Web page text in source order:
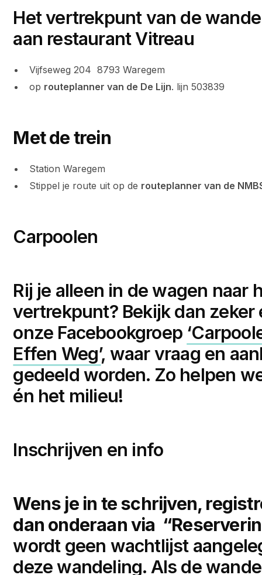
Het vertrekpunt van de
aan restaurant Vitreau
Vijfseweg 204 8793 Waregem
op routeplanner van de De Lijn. lijn 503839
Met de trein
Station Waregem
Stippel je route uit op de routeplanner van de
Carpoolen
Rij je alleen in de wagen naar
vertrekpunt? Bekijk dan zeker
onze Facebookgroep
Effen Weg’, waar vraag en
gedeeld worden. Zo helpen
én het milieu!
Inschrijven en info
Wens je in te schrijven,
dan onderaan via
wordt geen wachtlijst
deze wandeling. Als de